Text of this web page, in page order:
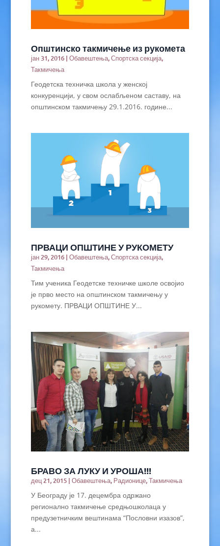
Општинско такмичење из рукомета
јан 31, 2016| Обавештења,Спортска секција,
Такмичења
Геодетска техничка школа у женској
конкуренцији, у свом ослабљеном саставу, на
општинском такмичењу 29.1.2016. године...
ПРВАЦИ ОПШТИНЕ У РУКОМЕТУ
јан 29, 2016| Обавештења,Спортска секција,
Такмичења
Тим ученика Геодетске техничке школе освојио
је прво место на општинском такмичењу у
рукомету. ПРВАЦИ ОПШТИНЕ У...
БРАВО ЗА ЛУКУ И УРОША!!!
дец 21, 2015| Обавештења, Радионице,Такмичења
У Београду је 17. децембра одржано
регионално такмичење средњошколаца у
предузетничким вештинама “Пословни изазов”,
а...